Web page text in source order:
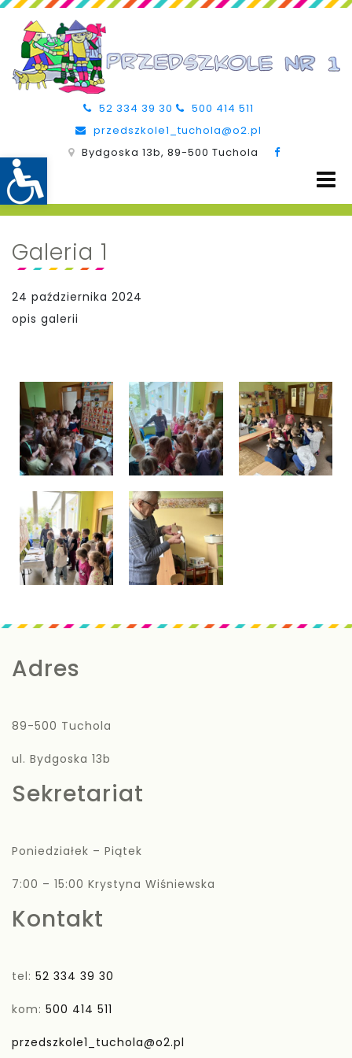
52 334 39 30
500 414 511
przedszkole1_tuchola@o2.pl
Bydgoska 13b, 89-500 Tuchola
Galeria 1
24 października 2024
opis galerii
Adres
89-500 Tuchola
ul. Bydgoska 13b
Sekretariat
Poniedziałek – Piątek
7:00 – 15:00 Krystyna Wiśniewska
Kontakt
tel: 52 334 39 30
kom: 500 414 511
przedszkole1_tuchola@o2.pl